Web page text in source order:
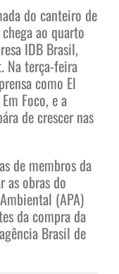
do canteiro de
ao quarto
IDB Brasil,
Na terça-feira
como El
Foco, e a
de crescer nas
de membros da
as obras do
(APA)
da compra da
Brasil de